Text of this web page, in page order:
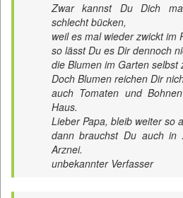
Zwar kannst Du Dich
schlecht bücken,
weil es mal wieder zwickt im
so lässt Du es Dir dennoch
die Blumen im Garten selbst
Doch Blumen reichen Dir
auch Tomaten und
Haus.
Lieber Papa, bleib weiter so
dann brauchst Du auch in
Arznei.
unbekannter Verfasser